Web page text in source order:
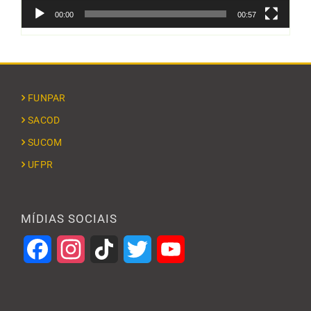
00:00 00:57
FUNPAR
SACOD
SUCOM
UFPR
MÍDIAS SOCIAIS
FacebookInstagramTikTok Twitter